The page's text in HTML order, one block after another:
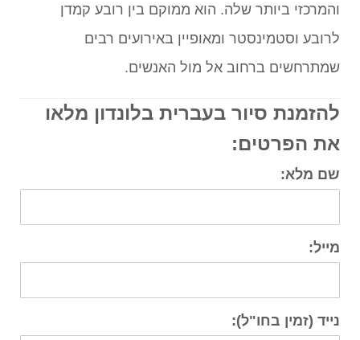
והמרכזי ביותר שלה. הוא ממוקם בין רובע קמדן
לרובע וסטמינסטר ומאופיין באירועים רבים
שמתרחשים ברחוב אל מול האנשים.
להזמנת סיור בעברית בלונדון מלאו
את הפרטים:
שם מלא:
מייל:
נייד (זמין בחו"ל):